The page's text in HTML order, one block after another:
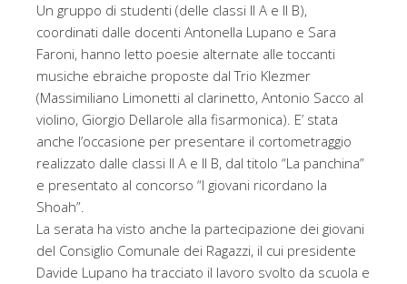
Un gruppo di studenti (delle classi II A e II B),
coordinati dalle docenti Antonella Lupano e Sara
Faroni, hanno letto poesie alternate alle toccanti
musiche ebraiche proposte dal Trio Klezmer
(Massimiliano Limonetti al clarinetto, Antonio Sacco al
violino, Giorgio Dellarole alla fisarmonica). E’ stata
anche l’occasione per presentare il cortometraggio
realizzato dalle classi II A e II B, dal titolo “La panchina”
e presentato al concorso “I giovani ricordano la
Shoah”.
La serata ha visto anche la partecipazione dei giovani
del Consiglio Comunale dei Ragazzi, il cui presidente
Davide Lupano ha tracciato il lavoro svolto da scuola e